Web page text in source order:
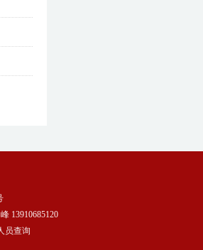
13910685120
员查询